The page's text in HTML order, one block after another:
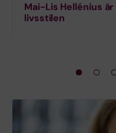
Mai-Lis Hellénius
livsstilen